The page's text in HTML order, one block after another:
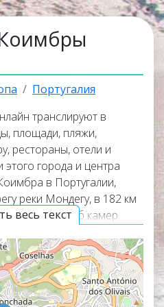
Португалия
весь текст
транслируют в
площади, пляжи,
рестораны, отели и
города и центра
в Португалии,
реки Мондегу, в 182 км
часть веб камер
вместе со звуком.
онлайн веб
верхней части списка
веб камер покажет